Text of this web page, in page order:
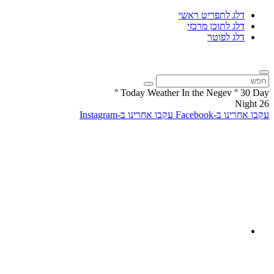
דלג לתפריט ראשי
דלג לתוכן מרכזי
דלג לפוטר
Today Weather In the Negev ° 30 Day
°
26
Night
עקבו אחרינו ב-Facebook
עקבו אחרינו ב-Instagram